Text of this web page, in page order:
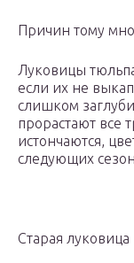
Причин тому
Луковицы
если их не
слишком
прорастают все
истончаются,
следующих
Старая